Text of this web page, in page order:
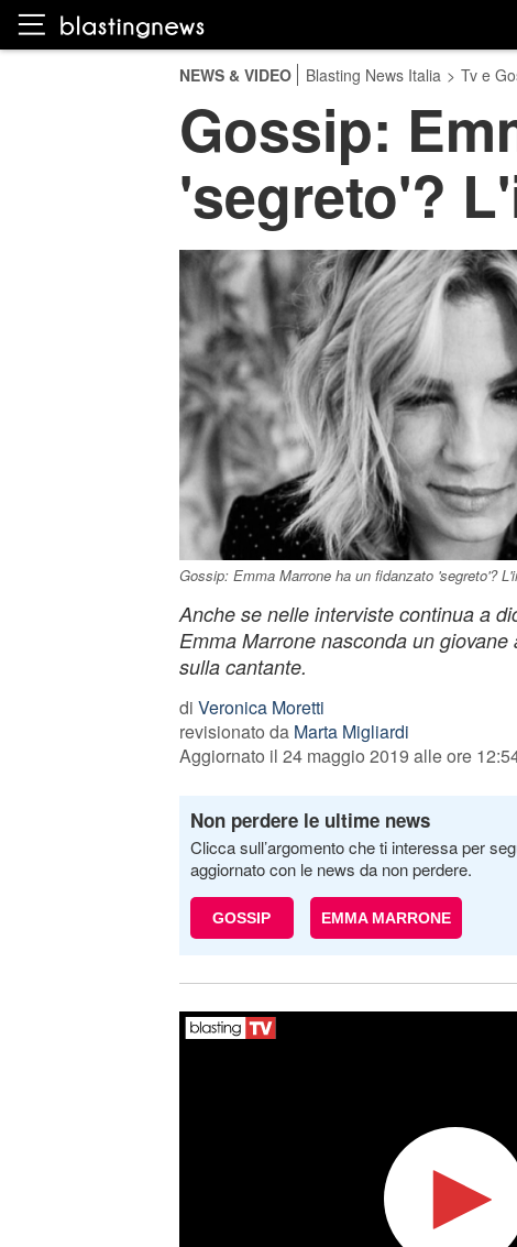
NEWS & VIDEO Blasting News Italia > Tv e
Gossip:
'segreto'?
Gossip: Emma Marrone ha un fidanzato 'segreto'?
Anche se nelle interviste continua a
Emma Marrone nasconda un
sulla cantante.
di Veronica Moretti
revisionato da Marta Migliardi
Aggiornato il 24 maggio 2019 alle ore
Non perdere le ultime news
Clicca sull’argomento che ti interessa per
aggiornato con le news da non perdere.
GOSSIP EMMA MARRONE